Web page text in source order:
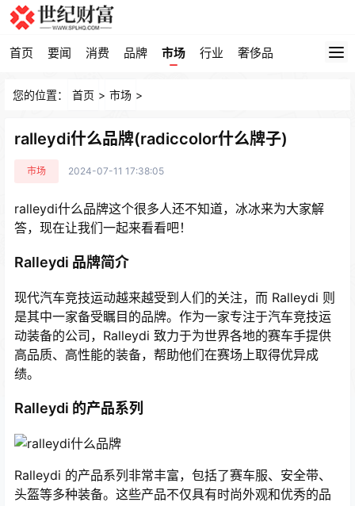
首页 要闻 消费 品牌 市场 行业 奢侈品
您的位置： 首页 > 市场 >
ralleydi什么品牌(radiccolor什么牌子)
市场 2024-07-11 17:38:05
ralleydi什么品牌这个很多人还不知道，冰冰来为大家解
答，现在让我们一起来看看吧！
Ralleydi 品牌简介
现代汽车竞技运动越来越受到人们的关注，而 Ralleydi 则
是其中一家备受瞩目的品牌。作为一家专注于汽车竞技运
动装备的公司，Ralleydi 致力于为世界各地的赛车手提供
高品质、高性能的装备，帮助他们在赛场上取得优异成
绩。
Ralleydi 的产品系列
Ralleydi 的产品系列非常丰富，包括了赛车服、安全带、
头盔等多种装备。这些产品不仅具有时尚外观和优秀的品